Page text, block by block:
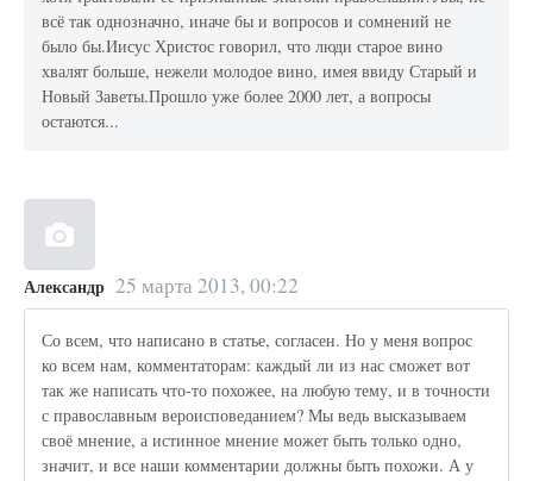
всё так однозначно, иначе бы и вопросов и сомнений не
было бы.Иисус Христос говорил, что люди старое вино
хвалят больше, нежели молодое вино, имея ввиду Старый и
Новый Заветы.Прошло уже более 2000 лет, а вопросы
остаются...
Александр 25 марта 2013, 00:22
Со всем, что написано в статье, согласен. Но у меня вопрос
ко всем нам, комментаторам: каждый ли из нас сможет вот
так же написать что-то похожее, на любую тему, и в точности
с православным вероисповеданием? Мы ведь высказываем
своё мнение, а истинное мнение может быть только одно,
значит, и все наши комментарии должны быть похожи. А у